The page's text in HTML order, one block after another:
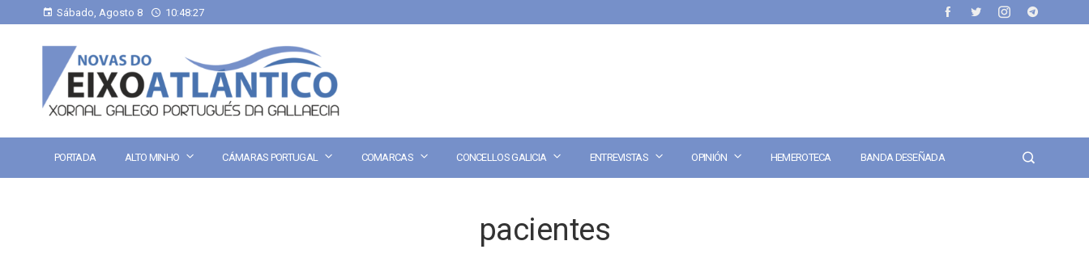
Sábado, Agosto 8 10:48:27
PORTADA ALTO MINHO CÁMARAS PORTUGAL COMARCAS CONCELLOS GALICIA ENTREVISTAS OPINIÓN HEMEROTECA BANDA DESEÑADA
pacientes